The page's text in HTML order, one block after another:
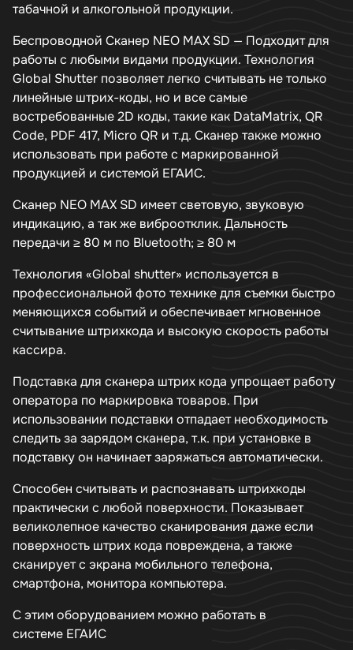
табачной и алкогольной продукции.
Беспроводной Сканер NEO MAX SD — Подходит для
работы с любыми видами продукции. Технология
Global Shutter позволяет легко считывать не только
линейные штрих-коды, но и все самые
востребованные 2D коды, такие как DataMatrix, QR
Code, PDF 417, Micro QR и т.д. Сканер также можно
использовать при работе с маркированной
продукцией и системой ЕГАИС.
Cканер NEO MAX SD имеет световую, звуковую
индикацию, а так же виброотклик. Дальность
передачи ≥ 80 м по Bluetooth; ≥ 80 м
Технология «Global shutter» используется в
профессиональной фото технике для съемки быстро
меняющихся событий и обеспечивает мгновенное
считывание штрихкода и высокую скорость работы
кассира.
Подставка для сканера штрих кода упрощает работу
оператора по маркировка товаров. При
использовании подставки отпадает необходимость
следить за зарядом сканера, т.к. при установке в
подставку он начинает заряжаться автоматически.
Способен считывать и распознавать штрихкоды
практически с любой поверхности. Показывает
великолепное качество сканирования даже если
поверхность штрих кода повреждена, а также
сканирует с экрана мобильного телефона,
смартфона, монитора компьютера.
С этим оборудованием можно работать в
системе ЕГАИС